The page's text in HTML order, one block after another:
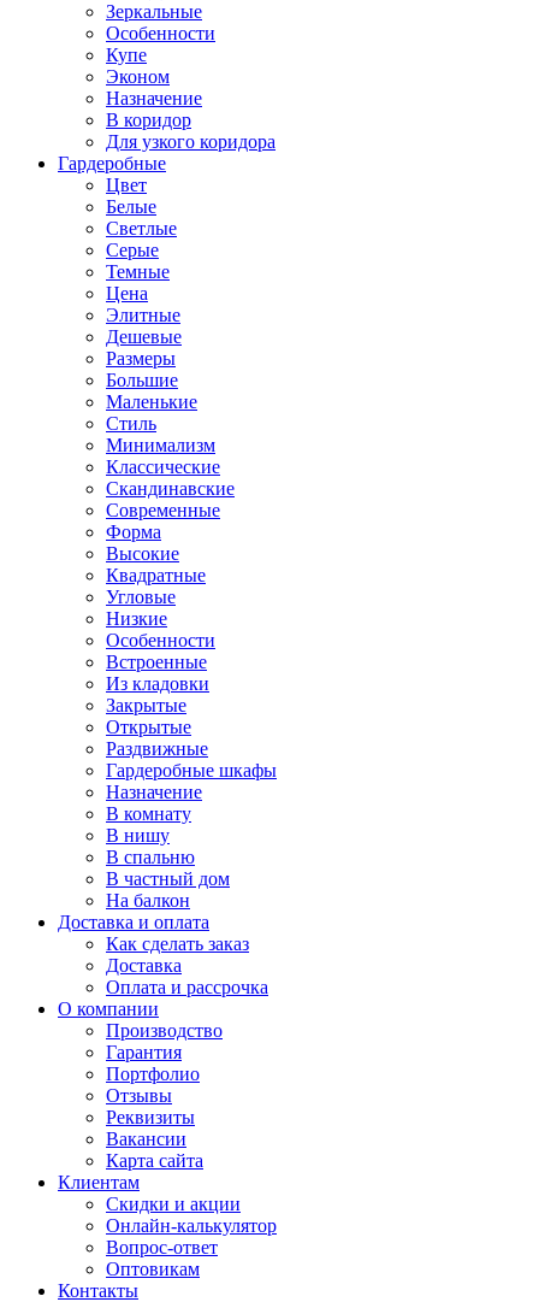
Зеркальные
Особенности
Купе
Эконом
Назначение
В коридор
Для узкого коридора
Гардеробные
Цвет
Белые
Светлые
Серые
Темные
Цена
Элитные
Дешевые
Размеры
Большие
Маленькие
Стиль
Минимализм
Классические
Скандинавские
Современные
Форма
Высокие
Квадратные
Угловые
Низкие
Особенности
Встроенные
Из кладовки
Закрытые
Открытые
Раздвижные
Гардеробные шкафы
Назначение
В комнату
В нишу
В спальню
В частный дом
На балкон
Доставка и оплата
Как сделать заказ
Доставка
Оплата и рассрочка
О компании
Производство
Гарантия
Портфолио
Отзывы
Реквизиты
Вакансии
Карта сайта
Клиентам
Скидки и акции
Онлайн-калькулятор
Вопрос-ответ
Оптовикам
Контакты